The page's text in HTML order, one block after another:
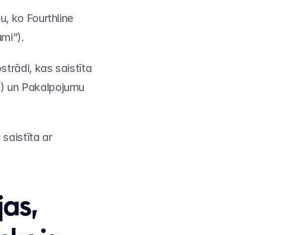
ko Fourthline
kas saistīta
un Pakalpojumu
saistīta ar